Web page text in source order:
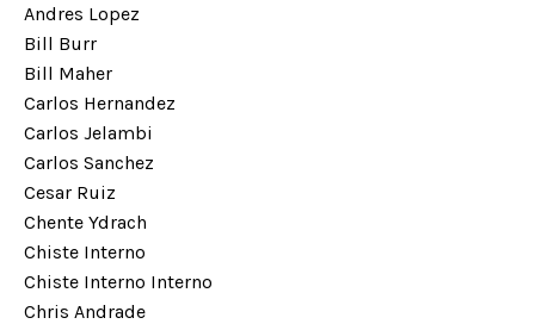
Andres Lopez
Bill Burr
Bill Maher
Carlos Hernandez
Carlos Jelambi
Carlos Sanchez
Cesar Ruiz
Chente Ydrach
Chiste Interno
Chiste Interno Interno
Chris Andrade